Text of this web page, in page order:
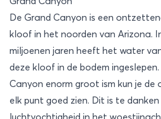
De Grand Canyon is een
kloof in het noorden van Arizona.
miljoenen jaren heeft het water
deze kloof in de bodem
Canyon enorm groot ism kun je de
elk punt goed zien. Dit is te